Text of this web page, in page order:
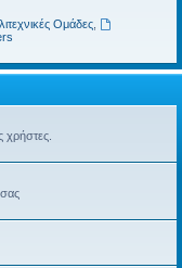
Ομάδες,
χρήστες.